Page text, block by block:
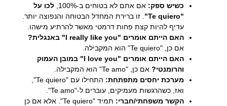
כשיש ספק: אם אתם לא בטוחים ב-100%,
לכו על
"Te quiero"
. זו ברירת המחדל הבטוחה והנפוצה יותר.
עדיף להיות קצת פחות דרמטי מאשר להרתיע מישהו.
האם הייתם אומרים "I really like you" באנגלית?
אם כן, "Te quiero" הוא המקבילה.
האם הייתם אומרים "I love you" במובן העמוק
והרומנטי?אם כן, "Te amo" הוא המקבילה.
מערכת יחסים מתפתחת:
התחילו עם "Te quiero",
ואז, כשהרגשות מעמיקים, עוברים ל-"Te amo".
הקשר משפחתי/חברי:
תמיד "Te quiero". אלא אם כן